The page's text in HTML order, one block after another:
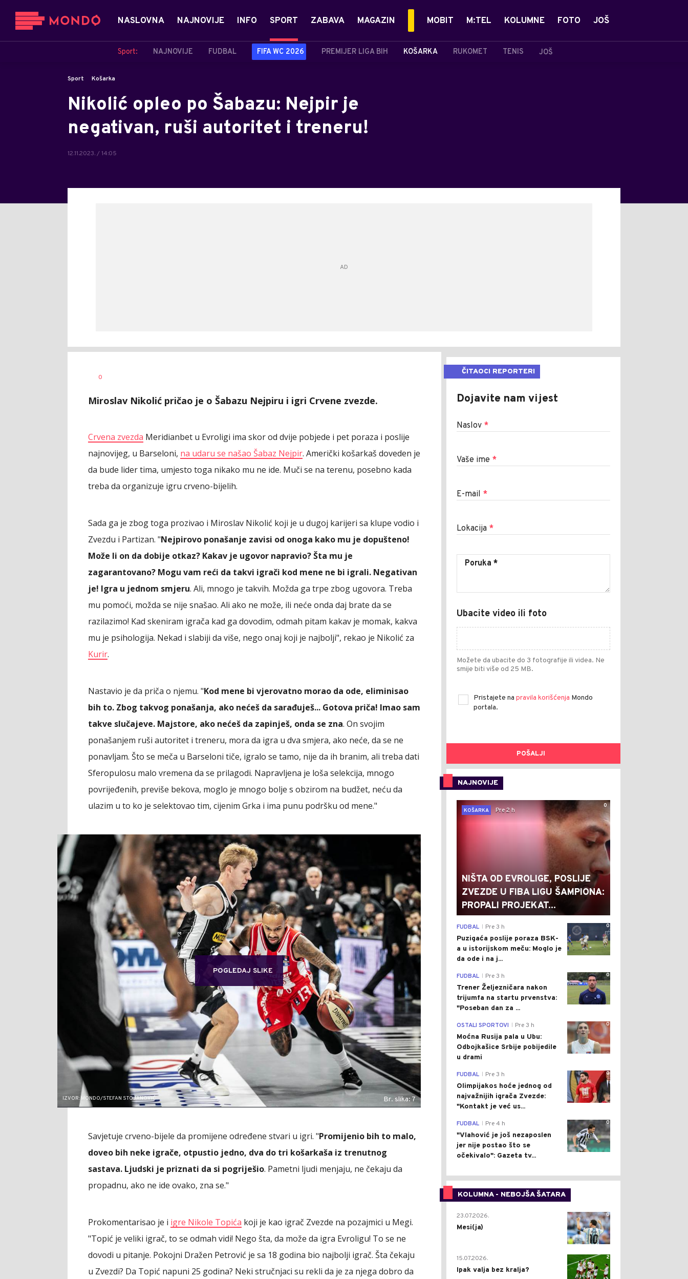
NASLOVNA NAJNOVIJE INFO SPORT
Sport: NAJNOVIJE FUDBAL FIFA WC 2026 PREMIJER LIGA BIH KOŠARKA RUKOMET TENIS JOŠ
ZABAVA MAGAZIN MOBIT M:TEL KOLUMNE FOTO JOŠ
Sport Košarka
Nikolić opleo po Šabazu: Nejpir je
negativan, ruši autoritet i treneru!
12.11.2023. / 14:05
AUTOR
0
Miroslav Nikolić pričao je o Šabazu Nejpiru i igri Crvene zvezde.
Crvena zvezda Meridianbet u Evroligi ima skor od dvije pobjede i pet poraza i poslije
najnovijeg, u Barseloni, na udaru se našao Šabaz Nejpir. Američki košarkaš doveden je
da bude lider tima, umjesto toga nikako mu ne ide. Muči se na terenu, posebno kada
treba da organizuje igru crveno-bijelih.
Sada ga je zbog toga prozivao i Miroslav Nikolić koji je u dugoj karijeri sa klupe vodio i
Zvezdu i Partizan. "Nejpirovo ponašanje zavisi od onoga kako mu je dopušteno!
Može li on da dobije otkaz? Kakav je ugovor napravio? Šta mu je
zagarantovano? Mogu vam reći da takvi igrači kod mene ne bi igrali. Negativan
je! Igra u jednom smjeru. Ali, mnogo je takvih. Možda ga trpe zbog ugovora. Treba
mu pomoći, možda se nije snašao. Ali ako ne može, ili neće onda daj brate da se
razilazimo! Kad skeniram igrača kad ga dovodim, odmah pitam kakav je momak, kakva
mu je psihologija. Nekad i slabiji da više, nego onaj koji je najbolji", rekao je Nikolić za
Kurir.
Nastavio je da priča o njemu. "Kod mene bi vjerovatno morao da ode, eliminisao
bih to. Zbog takvog ponašanja, ako nećeš da sarađuješ... Gotova priča! Imao sam
takve slučajeve. Majstore, ako nećeš da zapinješ, onda se zna. On svojim
ponašanjem ruši autoritet i treneru, mora da igra u dva smjera, ako neće, da se ne
ponavljam. Što se meča u Barseloni tiče, igralo se tamo, nije da ih branim, ali treba dati
Sferopulosu malo vremena da se prilagodi. Napravljena je loša selekcija, mnogo
povrijeđenih, previše bekova, moglo je mnogo bolje s obzirom na budžet, neću da
ulazim u to ko je selektovao tim, cijenim Grka i ima punu podršku od mene."
POGLEDAJ SLIKE
IZVOR: MONDO/STEFAN STOJANOVIĆ Br. slika: 7
Savjetuje crveno-bijele da promijene određene stvari u igri. "Promijenio bih to malo,
doveo bih neke igrače, otpustio jedno, dva do tri košarkaša iz trenutnog
sastava. Ljudski je priznati da si pogriješio. Pametni ljudi menjaju, ne čekaju da
propadnu, ako ne ide ovako, zna se."
Prokomentarisao je i igre Nikole Topića koji je kao igrač Zvezde na pozajmici u Megi.
"Topić je veliki igrač, to se odmah vidi! Nego šta, da može da igra Evroligu! To se ne
dovodi u pitanje. Pokojni Dražen Petrović je sa 18 godina bio najbolji igrač. Šta čekaju
u Zvezdi? Da Topić napuni 25 godina? Neki stručnjaci su rekli da je za njega dobro da
ČITAOCI REPORTERI
Dojavite nam vijest
Naslov *
Vaše ime *
E-mail *
Lokacija *
Ubacite video ili foto
Možete da ubacite do 3 fotografije ili videa. Ne
smije biti više od 25 MB.
Pristajete na pravila korišćenja Mondo
portala.
POŠALJI
NAJNOVIJE
0
KOŠARKA
Pre 2 h
NIŠTA OD EVROLIGE, POSLIJE
ZVEZDE U FIBA LIGU ŠAMPIONA:
PROPALI PROJEKAT...
0
FUDBAL Pre 3 h
Puzigaća poslije poraza BSK-
a u istorijskom meču: Moglo je
da ode i na j...
0
FUDBAL Pre 3 h
Trener Željezničara nakon
trijumfa na startu prvenstva:
"Poseban dan za ...
0
OSTALI SPORTOVI Pre 3 h
Moćna Rusija pala u Ubu:
Odbojkašice Srbije pobijedile
u drami
0
FUDBAL Pre 3 h
Olimpijakos hoće jednog od
najvažnijih igrača Zvezde:
"Kontakt je već us...
0
FUDBAL Pre 4 h
"Vlahović je još nezaposlen
jer nije postao što se
očekivalo": Gazeta tv...
KOLUMNA - NEBOJŠA ŠATARA
0
23.07.2026.
Mesi(ja)
2
15.07.2026.
Ipak valja bez kralja?